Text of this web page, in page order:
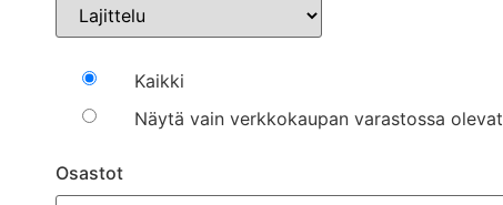
Kaikki
Näytä vain verkkokaupan varastossa olevat
Osastot